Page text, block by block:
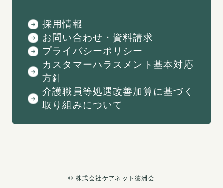
採用情報
お問い合わせ・資料請求
プライバシーポリシー
カスタマーハラスメント基本対応
方針
介護職員等処遇改善加算に基づく
取り組みについて
© ︎株式会社ケアネット徳洲会